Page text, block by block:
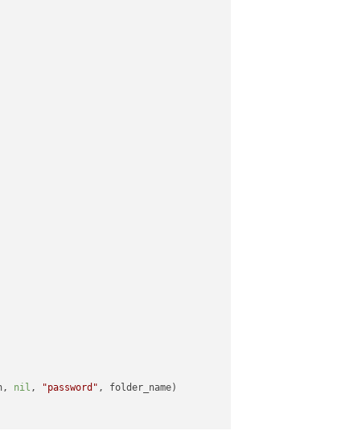
nil , "password"